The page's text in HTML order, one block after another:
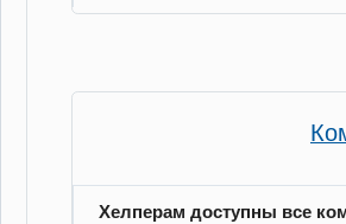
Хелперам доступны все